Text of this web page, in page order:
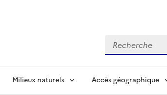
Recherche
Milieux naturels Accès géographique